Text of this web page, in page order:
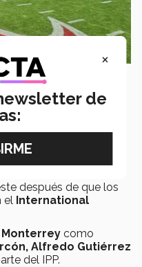
que les brinda la
un puesto en la
después de que los
el International
como
Alfredo Gutiérrez
del IPP.
×
de